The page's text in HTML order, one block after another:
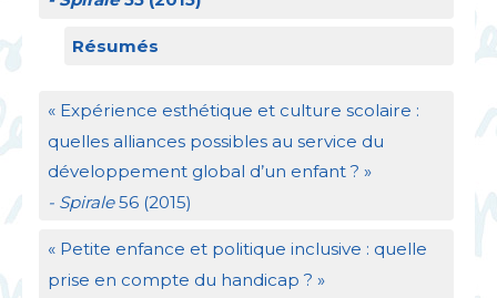
Résumés
« Expérience esthétique et culture scolaire :
quelles alliances possibles au service du
développement global d’un enfant ? »
- Spirale56 (2015)
« Petite enfance et politique inclusive : quelle
prise en compte du handicap ? »